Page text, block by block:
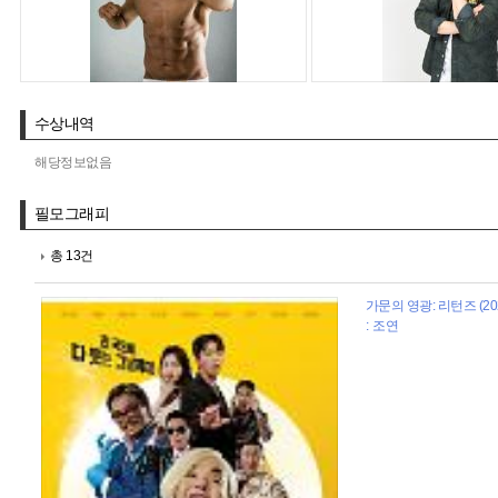
수상내역
해당정보없음
필모그래피
총 13건
가문의 영광: 리턴즈
: 조연